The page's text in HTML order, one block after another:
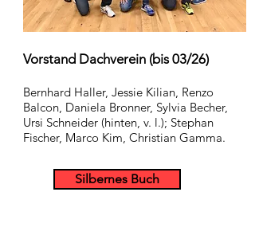
Vorstand Dachverein (bis 03/26)
Bernhard Haller, Jessie Kilian, Renzo
Balcon, Daniela Bronner, Sylvia Becher,
Ursi Schneider (hinten, v. l.); Stephan
Fischer, Marco Kim, Christian Gamma.
Silbernes Buch